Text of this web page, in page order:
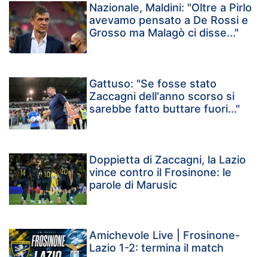
Nazionale, Maldini: "Oltre a Pirlo
avevamo pensato a De Rossi e
Grosso ma Malagò ci disse..."
Gattuso: "Se fosse stato
Zaccagni dell'anno scorso si
sarebbe fatto buttare fuori..."
Doppietta di Zaccagni, la Lazio
vince contro il Frosinone: le
parole di Marusic
Amichevole Live | Frosinone-
Lazio 1-2: termina il match